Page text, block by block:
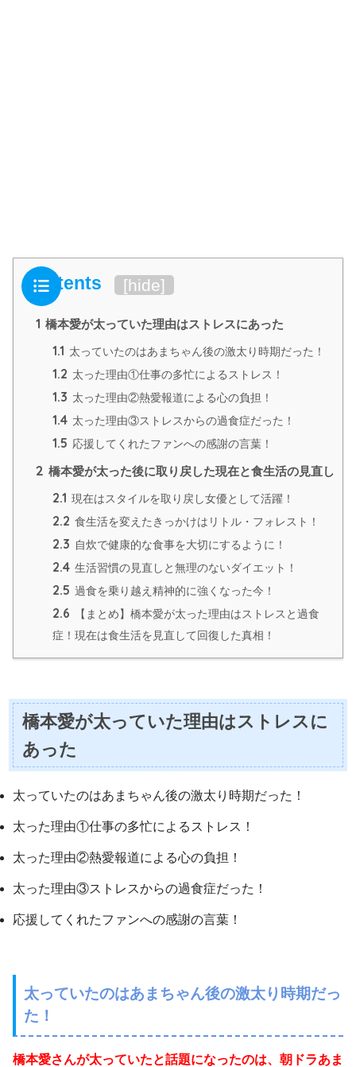
Contents [hide]
1 橋本愛が太っていた理由はストレスにあった
1.1 太っていたのはあまちゃん後の激太り時期だった！
1.2 太った理由①仕事の多忙によるストレス！
1.3 太った理由②熱愛報道による心の負担！
1.4 太った理由③ストレスからの過食症だった！
1.5 応援してくれたファンへの感謝の言葉！
2 橋本愛が太った後に取り戻した現在と食生活の見直し
2.1 現在はスタイルを取り戻し女優として活躍！
2.2 食生活を変えたきっかけはリトル・フォレスト！
2.3 自炊で健康的な食事を大切にするように！
2.4 生活習慣の見直しと無理のないダイエット！
2.5 過食を乗り越え精神的に強くなった今！
2.6
【まとめ】橋本愛が太った理由はストレスと過食
症！現在は食生活を見直して回復した真相！
橋本愛が太っていた理由はストレスに
あった
太っていたのはあまちゃん後の激太り時期だった！
太った理由①仕事の多忙によるストレス！
太った理由②熱愛報道による心の負担！
太った理由③ストレスからの過食症だった！
応援してくれたファンへの感謝の言葉！
太っていたのはあまちゃん後の激太り時期だっ
た！
橋本愛さんが太っていたと話題になったのは、朝ドラあま